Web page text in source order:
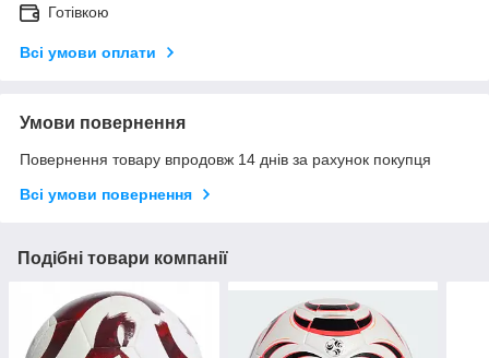
Готівкою
Всі умови оплати
Умови повернення
Повернення товару впродовж 14 днів за рахунок покупця
Всі умови повернення
Подібні товари компанії